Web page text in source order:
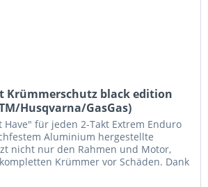
Krümmerschutz black edition
Husqvarna/GasGas)
Have" für jeden 2-Takt Extrem Enduro
Aluminium hergestellte
nicht nur den Rahmen und Motor,
Krümmer vor Schäden. Dank